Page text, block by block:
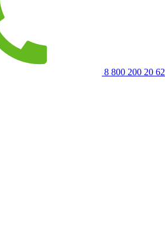
8 800 200 20 62